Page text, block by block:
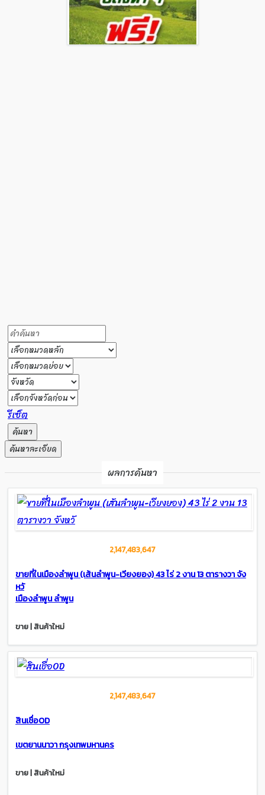
รีเซ็ต
ค้นหา
ค้นหาละเอียด
ผลการค้นหา
2,147,483,647
ขายที่ในเมืองลำพูน (เส้นลำพูน-เวียงยอง) 43 ไร่ 2 งาน 13 ตารางวา จัง
หวั
เมืองลำพูน ลำพูน
ขาย | สินค้าใหม่
2,147,483,647
สินเชื่อOD
เขตยานนาวา กรุงเทพมหานคร
ขาย | สินค้าใหม่